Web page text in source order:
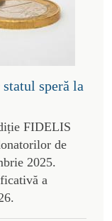
speră la
FIDELIS
de
2025.
a